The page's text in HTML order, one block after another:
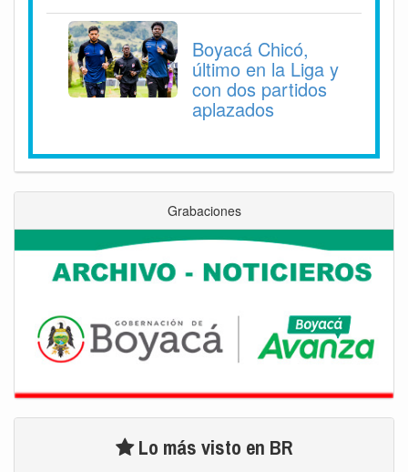
Boyacá Chicó,
último en la Liga y
con dos partidos
aplazados
Grabaciones
Lo más visto en BR